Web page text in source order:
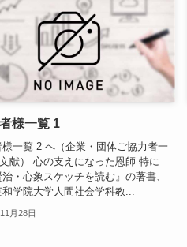
様一覧 1
様一覧 2 へ（企業・団体ご協力者一
献） 心の支えになった恩師 特に
治・心象スケッチを読む』の著書、
学院大学人間社会学科教...
月28日